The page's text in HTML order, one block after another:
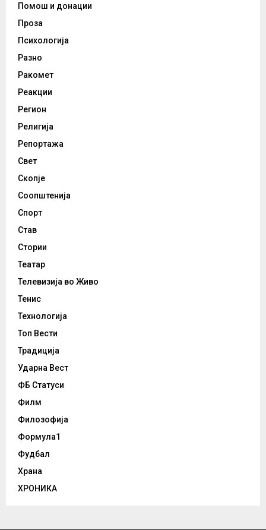
Помош и донации
Проза
Психологија
Разно
Ракомет
Реакции
Регион
Религија
Репортажа
Свет
Скопје
Соопштенија
Спорт
Став
Стории
Театар
Телевизија во Живо
Тенис
Технологија
Топ Вести
Традиција
Ударна Вест
ФБ Статуси
Филм
Филозофија
Формула1
Фудбал
Храна
ХРОНИКА